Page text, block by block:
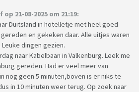
21-08-2025 om 21:19:
Duitsland in hotelletje met heel goed
en gekeken daar. Alle uitjes waren
dingen gezien.
naar Kabelbaan in Valkenburg. Leek me
gereden. Had er veel meer van
nog geen 5 minuten,boven is er niks te
in 10 minuten weer terug. Op zoek naar